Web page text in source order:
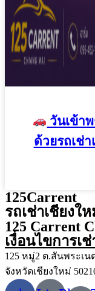
วันเข้า
ด้วยรถเช่า
125Carrent
รถเช่าเชียงใ
125 Carrent
เงื่อนไขการเช่
125 หมู่2 ต.สันพระเ
จังหวัดเชียงใหม่